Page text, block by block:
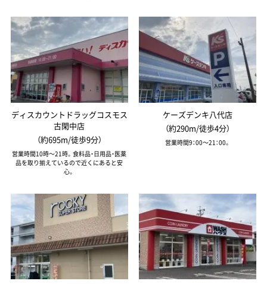
ディスカウントドラッグコスモス
古閑中店
（約695m/徒歩9分）
営業時間10時～21時。食料品・日用品・医薬
品を取り揃えているので近くにあると安
心。
ケーズデンキ八代店
（約290m/徒歩4分）
営業時間9：00～21：00。